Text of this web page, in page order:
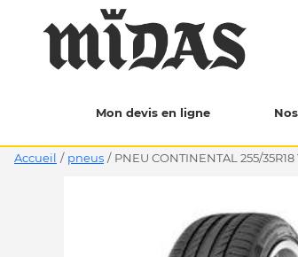
Mon devis en ligne
Accueil / pneus / PNEU CONTINENTAL 255/